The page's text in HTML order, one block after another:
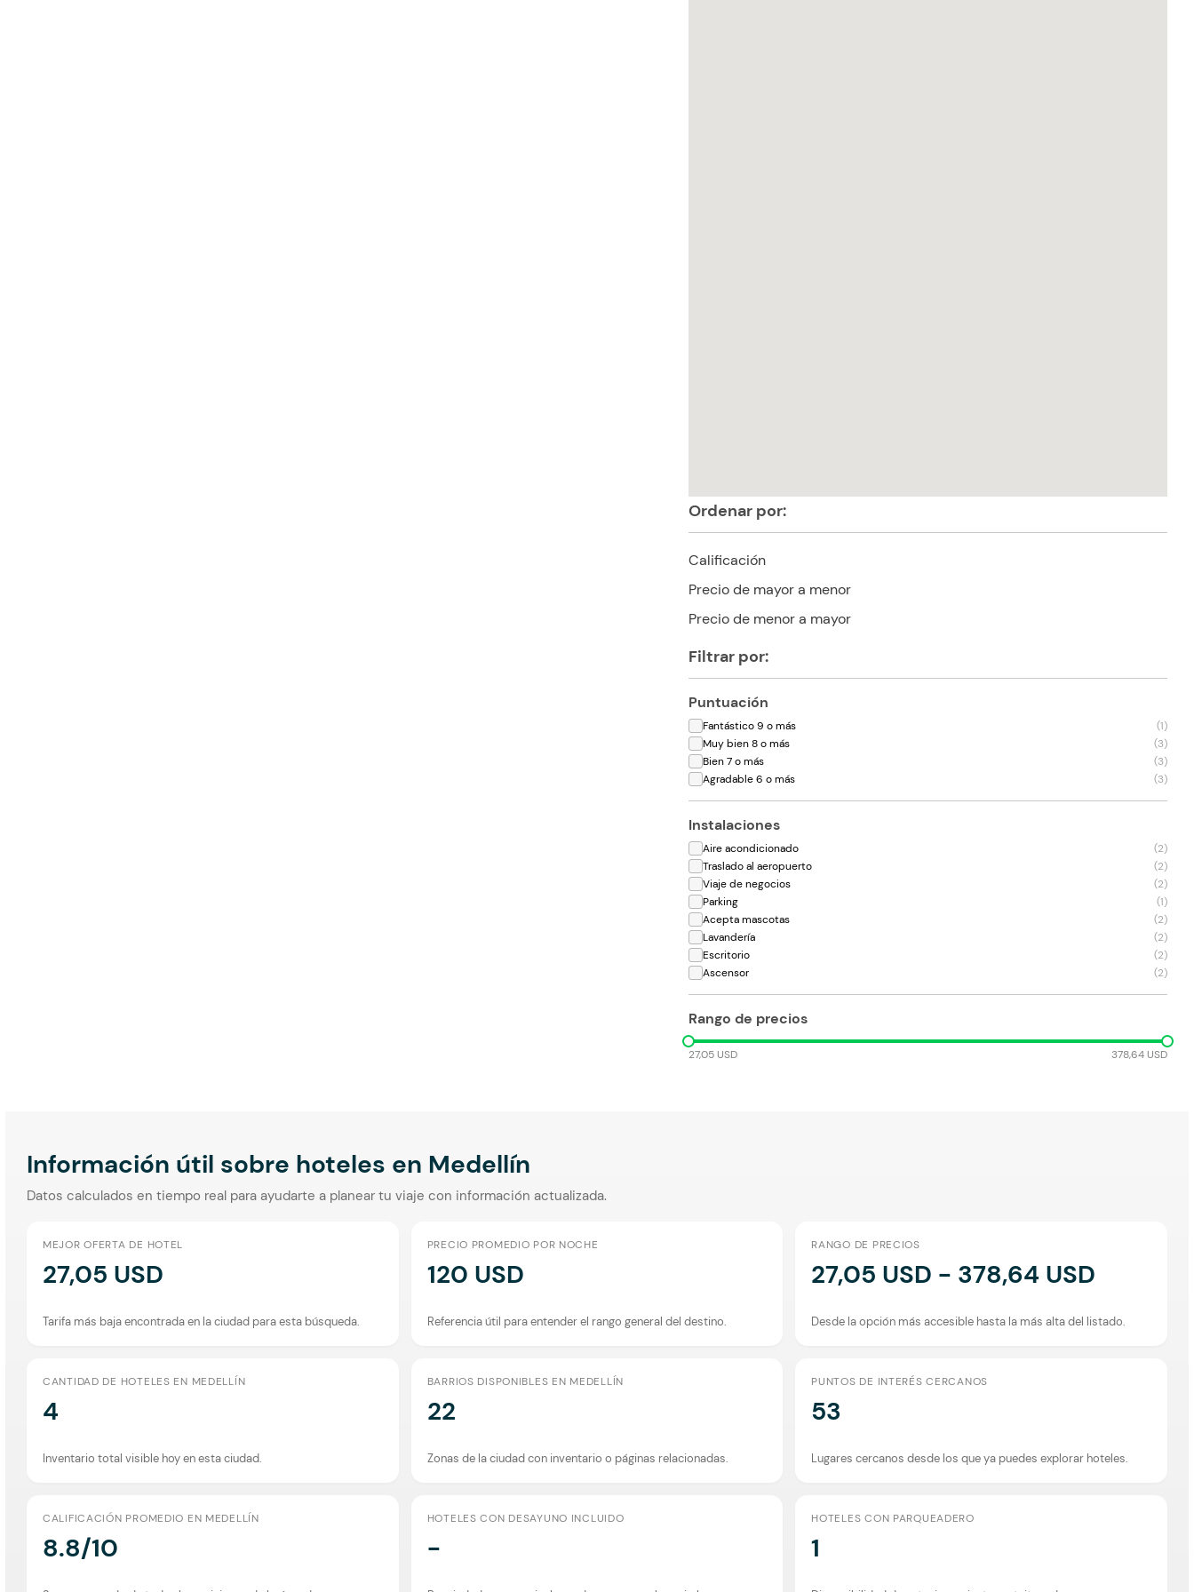
Ordenar por:
Calificación
Precio de mayor a menor
Precio de menor a mayor
Filtrar por:
Puntuación
Fantástico 9 o más (1)
Muy bien 8 o más
(3)
Bien 7 o más
(3)
Agradable 6 o más
(3)
Instalaciones
Aire acondicionado (2)
Traslado al aeropuerto
(2)
Viaje de negocios
(2)
Parking
(1)
Acepta mascotas
(2)
Lavandería
(2)
Escritorio
(2)
Ascensor
(2)
Rango de precios
27,05 USD 378,64 USD
Información útil sobre hoteles en Medellín
Datos calculados en tiempo real para ayudarte a planear tu viaje con información actualizada.
MEJOR OFERTA DE HOTEL
27,05 USD
Tarifa más baja encontrada en la ciudad para esta búsqueda.
PRECIO PROMEDIO POR NOCHE
120 USD
Referencia útil para entender el rango general del destino.
RANGO DE PRECIOS
27,05 USD - 378,64 USD
Desde la opción más accesible hasta la más alta del listado.
CANTIDAD DE HOTELES EN MEDELLÍN
4
Inventario total visible hoy en esta ciudad.
BARRIOS DISPONIBLES EN MEDELLÍN
22
Zonas de la ciudad con inventario o páginas relacionadas.
PUNTOS DE INTERÉS CERCANOS
53
Lugares cercanos desde los que ya puedes explorar hoteles.
CALIFICACIÓN PROMEDIO EN MEDELLÍN
8.8/10
HOTELES CON DESAYUNO INCLUIDO
-
HOTELES CON PARQUEADERO
1